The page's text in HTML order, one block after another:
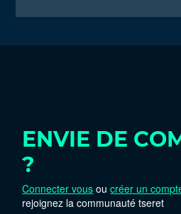
ENVIE DE
?
Connecter vous oucréer un
rejoignez la communauté tseret